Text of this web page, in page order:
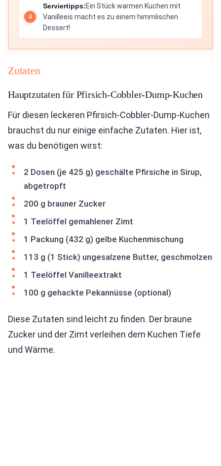
Serviertipps:Ein Stück warmen Kuchen mit
Vanilleeis macht es zu einem himmlischen
Dessert!
Zutaten
Hauptzutaten für Pfirsich-Cobbler-Dump-Kuchen
Für diesen leckeren Pfirsich-Cobbler-Dump-Kuchen
brauchst du nur einige einfache Zutaten. Hier ist,
was du benötigen wirst:
2 Dosen (je 425 g) geschälte Pfirsiche in Sirup,
abgetropft
200 g brauner Zucker
1 Teelöffel gemahlener Zimt
1 Packung (432 g) gelbe Kuchenmischung
113 g (1 Stick) ungesalzene Butter, geschmolzen
1 Teelöffel Vanilleextrakt
100 g gehackte Pekannüsse (optional)
Diese Zutaten sind leicht zu finden. Der braune
Zucker und der Zimt verleihen dem Kuchen Tiefe
und Wärme.